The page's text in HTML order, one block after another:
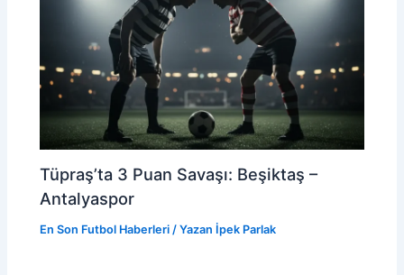
Tüpraş’ta 3 Puan Savaşı: Beşiktaş –
Antalyaspor
En Son Futbol Haberleri / Yazan İpek Parlak